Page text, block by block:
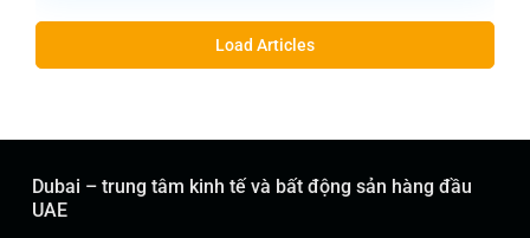
Load Articles
Dubai – trung tâm kinh tế và bất động sản hàng đầu
UAE